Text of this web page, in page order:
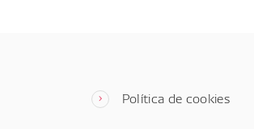
Política de cookies